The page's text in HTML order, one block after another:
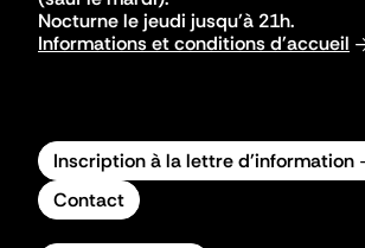
Nocturne le jeudi jusqu'à 21h.
Informations et conditions d'accueil
Inscription à la lettre d'information
Contact